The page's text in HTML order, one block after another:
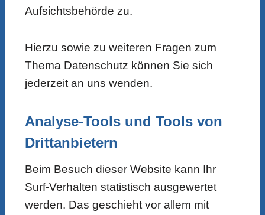
Aufsichtsbehörde zu.
Hierzu sowie zu weiteren Fragen zum
Thema Datenschutz können Sie sich
jederzeit an uns wenden.
Analyse-Tools und Tools von
Dritt­anbietern
Beim Besuch dieser Website kann Ihr
Surf-Verhalten statistisch ausgewertet
werden. Das geschieht vor allem mit